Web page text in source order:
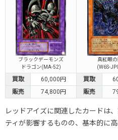
ブラックデーモンズ
ドラゴン(MA-52)
真紅眼
(W6S-
買取 60,000円 買取
販売
74,800円 販売
レッドアイズに関連したカードは
ティが影響するものの、基本的に